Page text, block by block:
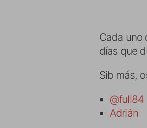
Cada uno
días que
Sib más,
@full84
Adrián